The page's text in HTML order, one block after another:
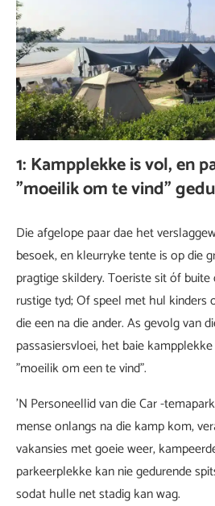
1: Kampplekke is vol, en
"moeilik om te vind"
Die afgelope paar dae het
besoek, en kleurryke tente is op die
pragtige skildery. Toeriste sit óf
rustige tyd; Of speel met hul kinders
die een na die ander. As gevolg van
passasiersvloei, het baie
"moeilik om een ​​te vind".
'N Personeellid van die Car -
mense onlangs na die kamp kom,
vakansies met goeie weer,
parkeerplekke kan nie gedurende
sodat hulle net stadig kan wag.